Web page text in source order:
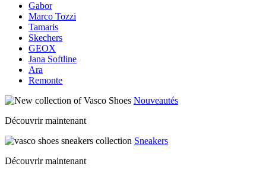
Gabor
Marco Tozzi
Tamaris
Skechers
GEOX
Jana Softline
Ara
Remonte
Nouveautés
Découvrir maintenant
Sneakers
Découvrir maintenant